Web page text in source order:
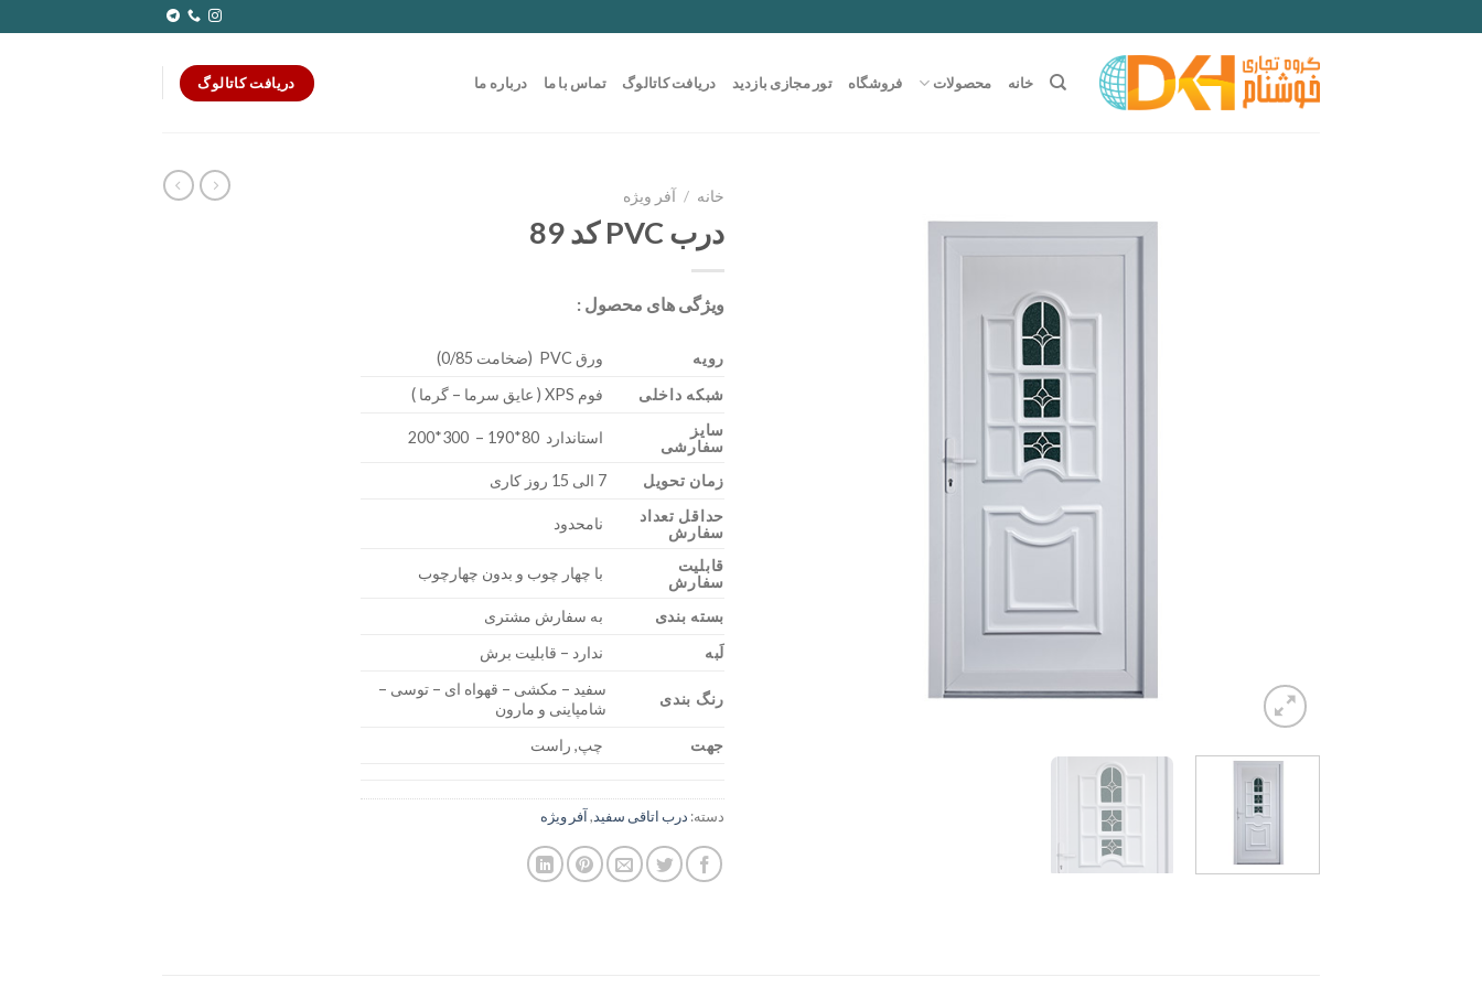
to
خانه محصولات فروشگاه تور مجازی بازدید دریافت کاتالوگ تماس با ما درباره ما دریافت کاتالوگ
خانه / آفر ویژه
درب PVC کد 89
ویژگی های محصول :
رویه
ورق PVC (ضخامت 0/85)
شبکه داخلی
فوم XPS ( عایق سرما – گرما )
سایز
سفارشی
استاندارد 80*190 – 300*200
زمان تحویل
7 الی 15 روز کاری
حداقل تعداد
سفارش
نامحدود
قابلیت
سفارش
با چهار چوب و بدون چهارچوب
بسته بندی
به سفارش مشتری
لَبه
ندارد – قابلیت برش
رنگ بندی
سفید – مکشی – قهواه ای – توسی –
شامپاینی و مارون
جهت
چپ, راست
دسته: درب اتاقی سفید,آفر ویژه